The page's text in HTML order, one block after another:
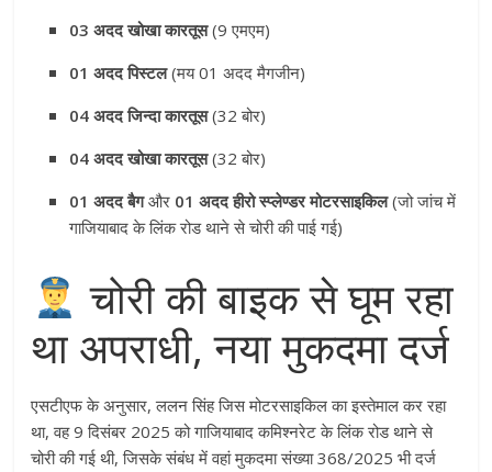
03 अदद खोखा कारतूस(9 एमएम)
01 अदद पिस्टल(मय 01 अदद मैगजीन)
04 अदद जिन्दा कारतूस(32 बोर)
04 अदद खोखा कारतूस(32 बोर)
01 अदद बैगऔर 01 अदद हीरो स्प्लेण्डर मोटरसाइकिल(जो जांच में
गाजियाबाद के लिंक रोड थाने से चोरी की पाई गई)
चोरी की बाइक से घूम रहा
था अपराधी, नया मुकदमा दर्ज
एसटीएफ के अनुसार, ललन सिंह जिस मोटरसाइकिल का इस्तेमाल कर रहा
था, वह 9 दिसंबर 2025 को गाजियाबाद कमिश्नरेट के लिंक रोड थाने से
चोरी की गई थी, जिसके संबंध में वहां मुकदमा संख्या 368/2025 भी दर्ज